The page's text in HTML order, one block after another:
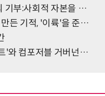
적 자본을 쌓는 일에 대하여
'이륙'을 준비하는 이들에게
포저블 거버넌스의 시대